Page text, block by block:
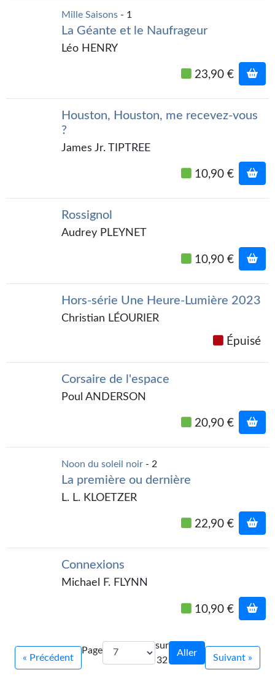
Les critiques
Goodies Gotland
PLUS
Newsletter
Le Bélial' sur Youtube
Tous les articles
La Bibliothèque orbitale
Soumettre un manuscrit
Support technique
Mille Saisons - 1
La Géante et le Naufrageur
Léo HENRY
23,90 €
Houston, Houston, me recevez-vous
?
James Jr. TIPTREE
10,90 €
Rossignol
Audrey PLEYNET
10,90 €
Hors-série Une Heure-Lumière 2023
Christian LÉOURIER
Épuisé
Corsaire de l'espace
Poul ANDERSON
20,90 €
Noon du soleil noir - 2
La première ou dernière
L. L. KLOETZER
22,90 €
Connexions
Michael F. FLYNN
10,90 €
« Précédent
Page
sur
32
Aller Suivant »